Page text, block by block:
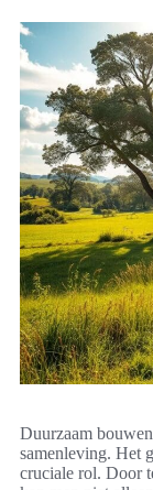
Duurzaam
samenleving. Het
cruciale rol. Door